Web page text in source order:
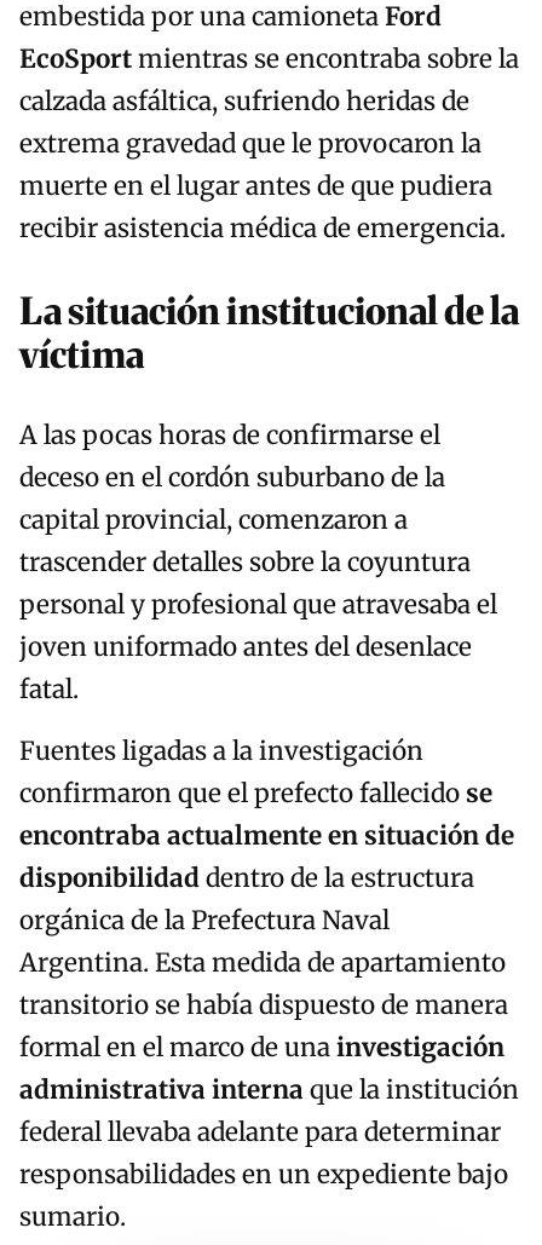
embestida por una camionetaFord
EcoSportmientras se encontraba sobre la
calzada asfáltica, sufriendo heridas de
extrema gravedad que le provocaron la
muerte en el lugar antes de que pudiera
recibir asistencia médica de emergencia.
La situación institucional de la
víctima
A las pocas horas de confirmarse el
deceso en el cordón suburbano de la
capital provincial, comenzaron a
trascender detalles sobre la coyuntura
personal y profesional que atravesaba el
joven uniformado antes del desenlace
fatal.
Fuentes ligadas a la investigación
confirmaron que el prefecto fallecido se
encontraba actualmente en situación de
disponibilidaddentro de la estructura
orgánica de la Prefectura Naval
Argentina. Esta medida de apartamiento
transitorio se había dispuesto de manera
formal en el marco de unainvestigación
administrativa internaque la institución
federal llevaba adelante para determinar
responsabilidades en un expediente bajo
sumario.